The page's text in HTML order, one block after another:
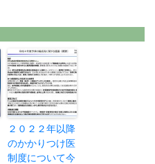
２０２２年以降
のかかりつけ医
制度について今